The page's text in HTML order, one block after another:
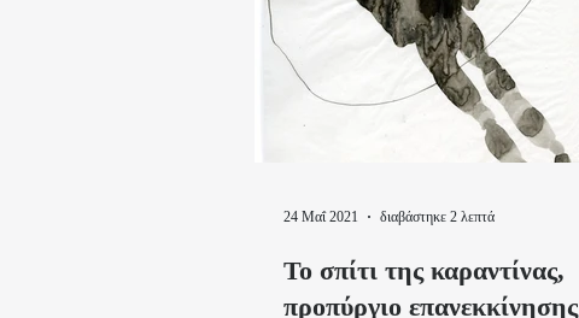
Το σπίτι της καραντίνας,
προπύργιο επανεκκίνησης
24 Μαΐ 2021 διαβάστηκε 2 λεπτά